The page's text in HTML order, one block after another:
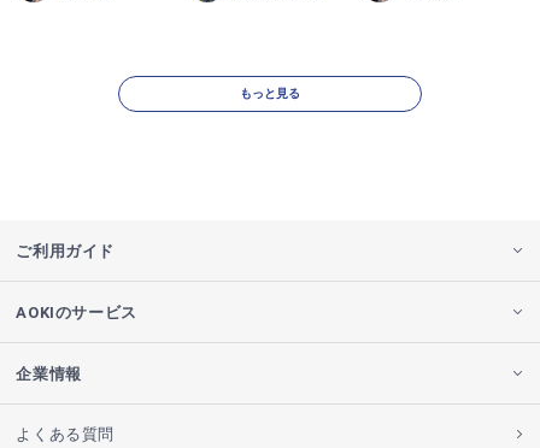
もっと見る
ご利用ガイド
AOKIのサービス
企業情報
よくある質問